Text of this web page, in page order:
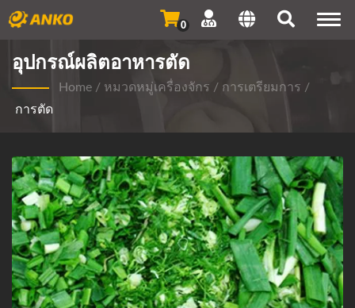
0
อุปกรณ์ผลิตอาหารตัด
Home / หมวดหมู่เครื่องจักร / การเตรียมการ /
การตัด